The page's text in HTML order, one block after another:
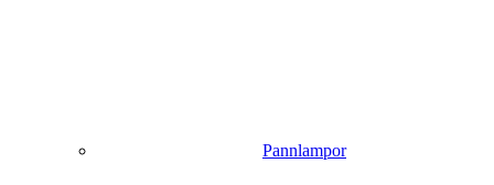
Pannlampor